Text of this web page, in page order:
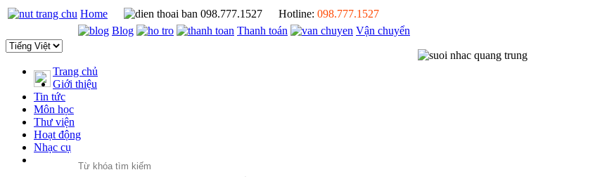
Home 098.777.1527 Hotline: 098.777.1527
Blog
Thanh toán Vận chuyển
Trang chủ
Giới thiệu
Tin tức
Môn học
Thư viện
Hoạt động
Nhạc cụ